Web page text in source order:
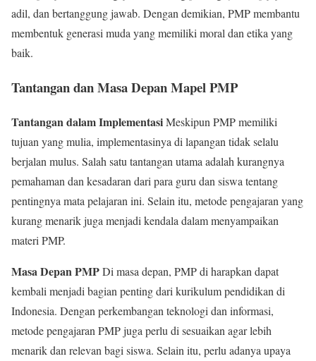
adil, dan bertanggung jawab. Dengan demikian, PMP membantu
membentuk generasi muda yang memiliki moral dan etika yang
baik.
Tantangan dan Masa Depan Mapel PMP
Tantangan dalam ImplementasiMeskipun PMP memiliki
tujuan yang mulia, implementasinya di lapangan tidak selalu
berjalan mulus. Salah satu tantangan utama adalah kurangnya
pemahaman dan kesadaran dari para guru dan siswa tentang
pentingnya mata pelajaran ini. Selain itu, metode pengajaran yang
kurang menarik juga menjadi kendala dalam menyampaikan
materi PMP.
Masa Depan PMPDi masa depan, PMP di harapkan dapat
kembali menjadi bagian penting dari kurikulum pendidikan di
Indonesia. Dengan perkembangan teknologi dan informasi,
metode pengajaran PMP juga perlu di sesuaikan agar lebih
menarik dan relevan bagi siswa. Selain itu, perlu adanya upaya